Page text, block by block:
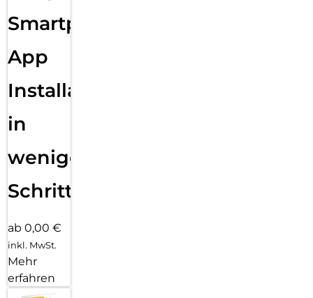
Smartphone
App
Installation
in
wenigen
Schritten
ab 0,00 €
inkl. MwSt.
Mehr
erfahren